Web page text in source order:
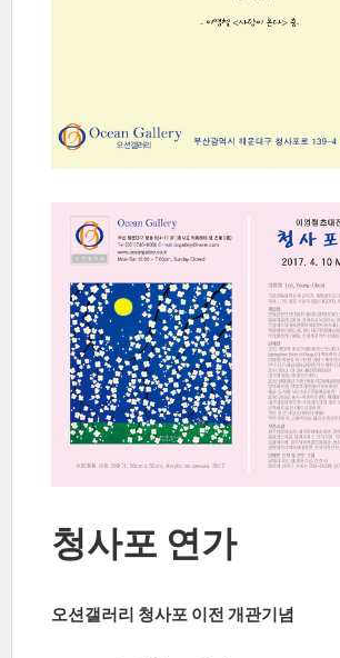
청사포 연가
오션갤러리 청사포 이전 개관기념